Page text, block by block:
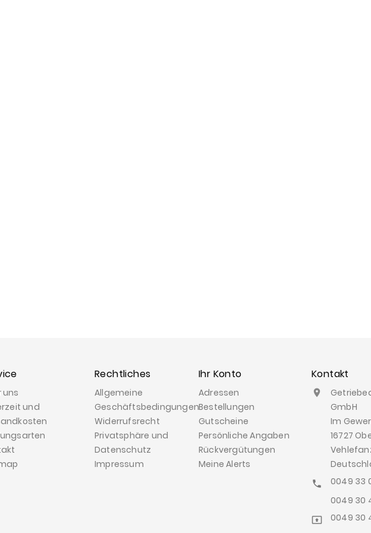
uns
und
Rechtliches
Allgemeine
Geschäftsbedingungen
Widerrufsrecht
Privatsphäre und
Datenschutz
Impressum
Ihr Konto
Adressen
Bestellungen
Gutscheine
Persönliche Angaben
Rückvergütungen
Meine Alerts
Kontakt

GmbH
Im
16727

0049 33
0049 30

0049 30